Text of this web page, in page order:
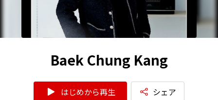
Baek Chung Kang
はじめから再生 シェア